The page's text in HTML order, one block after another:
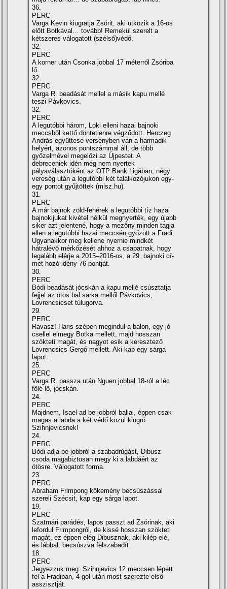
36.
PERC
Varga Kevin kiugratja Zsórit, aki ütközik a 16-os
előtt Botkával… tovább! Remekül szerelt a
kétszeres válogatott (szélső)védő.
32.
PERC
A korner után Csonka jobbal 17 méterről Zsóriba
lő.
32.
PERC
Varga R. beadását mellel a másik kapu mellé
teszi Pávkovics.
32.
PERC
A legutóbbi három, Loki elleni hazai bajnoki
meccsből kettő döntetlenre végződött. Herczeg
András együttese versenyben van a harmadik
helyért, azonos pontszámmal áll, de több
győzelmével megelőzi az Újpestet. A
debreceniek idén még nem nyertek
pályaválasztóként az OTP Bank Ligában, négy
vereség után a legutóbbi két találkozójukon egy-
egy pontot gyűjtöttek (mlsz.hu).
31.
PERC
A már bajnok zöld-fehérek a legutóbbi tí­z hazai
bajnokijukat kivétel nélkül megnyerték, egy újabb
siker azt jelentené, hogy a mezőny minden tagja
ellen a legutóbbi hazai meccsén győzött a Fradi.
Ugyanakkor meg kellene nyernie mindkét
hátralévő mérkőzését ahhoz a csapatnak, hogy
legalább elérje a 2015–2016-os, a 29. bajnoki cí­
met hozó idény 76 pontját.
30.
PERC
Bódi beadását jócskán a kapu mellé csúsztatja
fejjel az ötös bal sarka mellől Pávkovics,
Lovrencsicset túlugorva.
29.
PERC
Ravasz! Haris szépen megindul a balon, egy jó
csellel elmegy Botka mellett, majd hosszan
szökteti magát, és nagyot esik a keresztező
Lovrencsics Gergő mellett. Aki kap egy sárga
lapot…
25.
PERC
Varga R. passza után Nguen jobbal 18-ról a léc
fölé lő, jócskán.
24.
PERC
Majdnem, Isael ad be jobbról ballal, éppen csak
magas a labda a két védő közül kiugró
Szihnjevicsnek!
24.
PERC
Bódi adja be jobbról a szabadrúgást, Dibusz
csoda magabiztosan megy ki a labdáért az
ötösre. Válogatott forma.
23.
PERC
Abraham Frimpong kőkemény becsúszással
szereli Szécsit, kap egy sárga lapot.
19.
PERC
Szatmári parádés, lapos passzt ad Zsórinak, aki
lefordul Frimpongról, de kissé hosszan szökteti
magát, ez éppen elég Dibusznak, aki kilép elé,
és lábbal, becsúszva felszabadí­t.
18.
PERC
Jegyezzük meg: Szihnjevics 12 meccsen lépett
fel a Fradiban, 4 gól után most szerezte első
asszisztját.